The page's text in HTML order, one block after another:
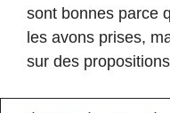
sont bonnes parce
les avons prises,
sur des